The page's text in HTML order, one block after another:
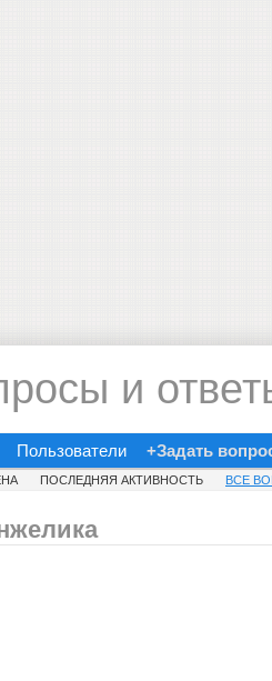
и
Пользователи +Задать
ПОСЛЕДНЯЯ АКТИВНОСТЬ ВСЕ